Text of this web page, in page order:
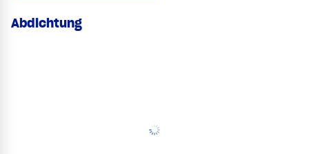
Abdichtung